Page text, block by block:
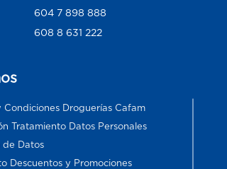
604 7 898 888
608 8 631 222
Condiciones Droguerías Cafam
Tratamiento Datos Personales
de Datos
Descuentos y Promociones